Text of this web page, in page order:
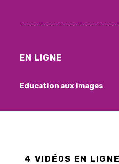
EN LIGNE
Education aux images
4 VIDÉOS EN LIGNE